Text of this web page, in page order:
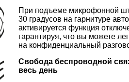
При подъеме микрофонной
30 градусов на гарнитуре
активируется функция
гарантируя, что вы можете
на конфиденциальный
Свобода беспроводной
весь день